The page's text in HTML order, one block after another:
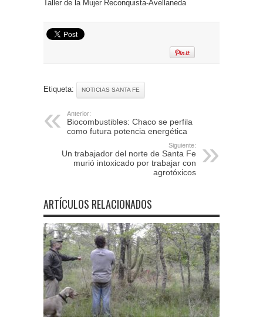
Taller de la Mujer Reconquista-Avellaneda
Etiqueta: NOTICIAS SANTA FE
Anterior:
Biocombustibles: Chaco se perfila
como futura potencia energética
Siguiente:
Un trabajador del norte de Santa Fe
murió intoxicado por trabajar con
agrotóxicos
ARTÍCULOS RELACIONADOS